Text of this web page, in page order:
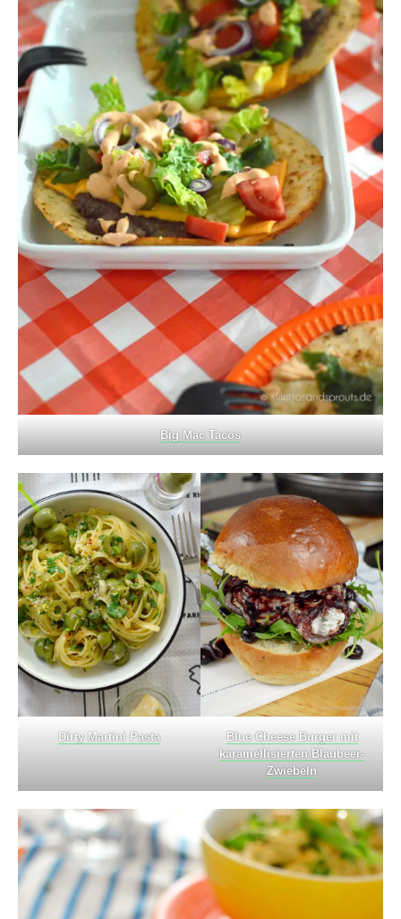
Big Mac Tacos
Dirty Martini Pasta
Blue Cheese Burger mit
karamellisierten Blaubeer-
Zwiebeln